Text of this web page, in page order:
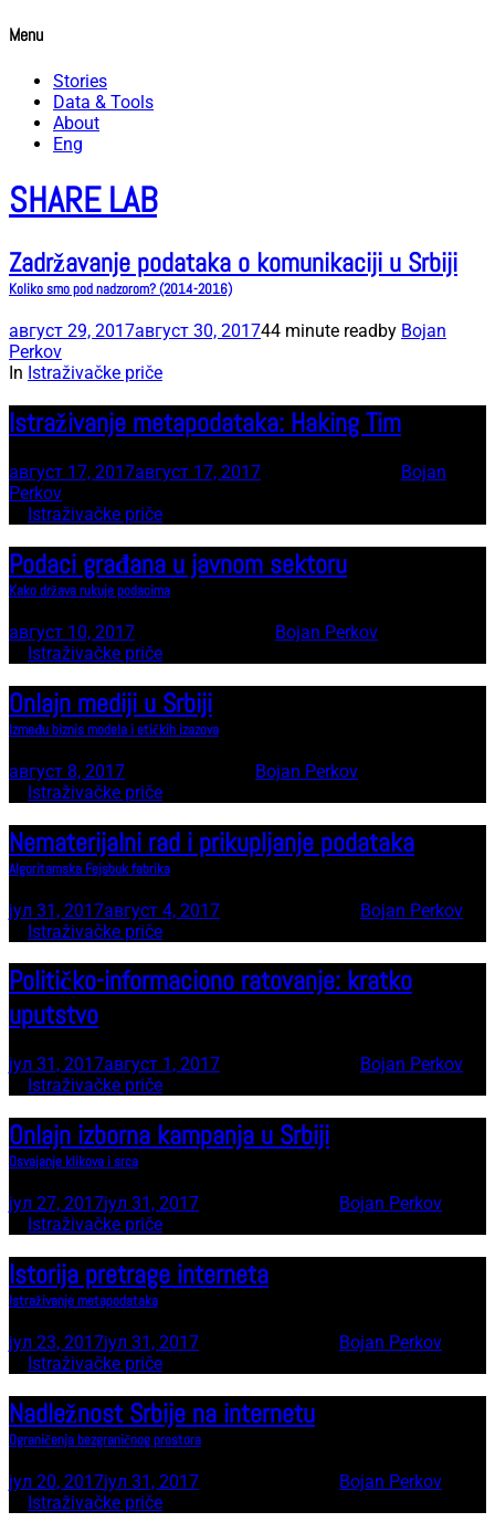
Menu
Stories
Data & Tools
About
Eng
SHARE LAB
Zadržavanje podataka o komunikaciji u Srbiji
Koliko smo pod nadzorom? (2014-2016)
август 29, 2017август 30, 201744 minute readby Bojan
Perkov
In Istraživačke priče
Istraživanje metapodataka: Haking Tim
август 17, 2017август 17, 2017
Bojan
Perkov
Istraživačke priče
Podaci građana u javnom sektoru
Kako država rukuje podacima
август 10, 2017
Bojan Perkov
Istraživačke priče
Onlajn mediji u Srbiji
Između biznis modela i etičkih izazova
август 8, 2017
Bojan Perkov
Istraživačke priče
Nematerijalni rad i prikupljanje podataka
Algoritamska Fejsbuk fabrika
јул 31, 2017август 4, 2017
Bojan Perkov
Istraživačke priče
Političko-informaciono ratovanje: kratko
uputstvo
јул 31, 2017август 1, 2017
Bojan Perkov
Istraživačke priče
Onlajn izborna kampanja u Srbiji
Osvajanje klikova i srca
јул 27, 2017јул 31, 2017
Bojan Perkov
Istraživačke priče
Istorija pretrage interneta
Istraživanje metapodataka
јул 23, 2017јул 31, 2017
Bojan Perkov
Istraživačke priče
Nadležnost Srbije na internetu
Ograničenja bezgraničnog prostora
јул 20, 2017јул 31, 2017
Bojan Perkov
Istraživačke priče